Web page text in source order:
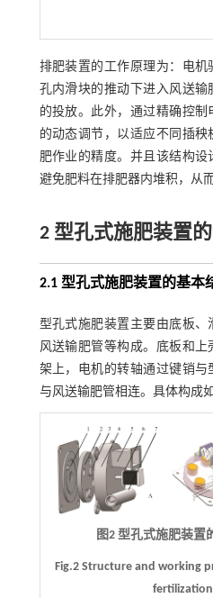
排肥装置的工作原理为：电机
孔内滑块的推动下进入风送
的投放。此外，通过精确控
的动态调节，以适应不同插
肥作业的精度。并且该结构设
避免肥料在排肥器内堆积，从
2 型孔式施肥装置
2.1 型孔式施肥装置的基本
型孔式施肥装置主要由底板、
风送输肥管等构成。底板和上
架上，电机的转轴通过键销与
与风送输肥管相连。具体构成如
图2 型孔式施肥装置
Fig.2 Structure and working